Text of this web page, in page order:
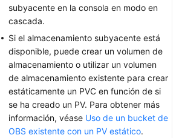
subyacente en la consola en modo en
cascada.
Si el almacenamiento subyacente está
disponible, puede crear un volumen de
almacenamiento o utilizar un volumen
de almacenamiento existente para crear
estáticamente un PVC en función de si
se ha creado un PV. Para obtener más
información, véase Uso de un bucket de
OBS existente con un PV estático.